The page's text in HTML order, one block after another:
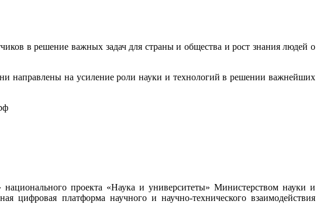
в решение важных задач для страны и общества и рост знания людей о
направлены на усиление роли науки и технологий в решении важнейших
проекта «Наука и университеты» Министерством науки и
цифровая платформа научного и научно-технического взаимодействия